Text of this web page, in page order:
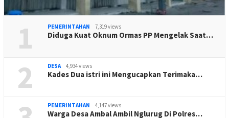
1 PEMERINTAHAN 7,319 views
Diduga Kuat Oknum Ormas PP Mengelak Saat…
2 DESA 4,934 views
Kades Dua istri ini Mengucapkan Terimaka…
PEMERINTAHAN 4,147 views
Warga Desa Ambal Ambil Nglurug Di Polres…